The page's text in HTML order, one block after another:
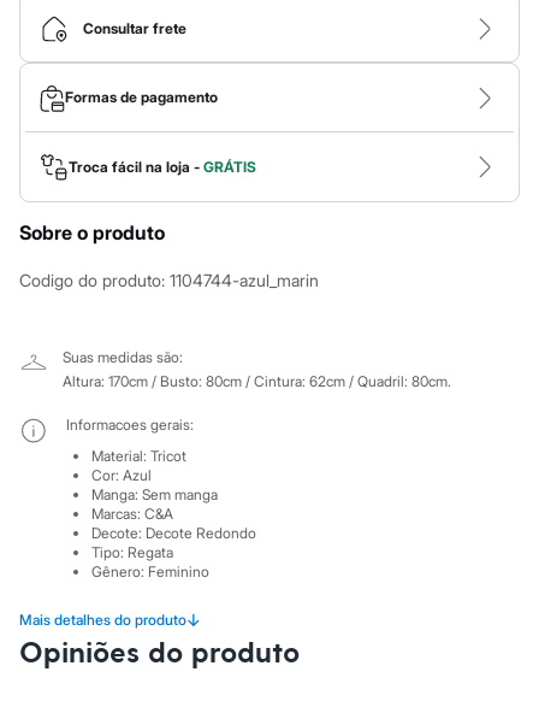
Bolsas
Bonés e Chapéus
Bijoux
Cintos
Óculos
Relógios
Calçados
Botas
Chinelos
Rasteirinhas
Sandálias
Sapatilhas
Tênis
Clock House
Mindset
Yessica
Moda esportiva
Acessórios
Blusas
Calçados
Leggings
Shorts e Bermudas
Calcinhas
Cintas e Modeladores
Meias
Consultar frete
Formas de pagamento
Troca fácil na loja - GRÁTIS
Sobre o produto
Codigo do produto: 1104744-azul_marin
Suas medidas são:
Altura: 170cm / Busto: 80cm / Cintura: 62cm / Quadril: 80cm.
Mais detalhes do produto↓
Informacoes gerais:
Material: Tricot
Cor: Azul
Manga: Sem manga
Marcas: C&A
Decote: Decote Redondo
Tipo: Regata
Gênero: Feminino
Opiniões do produto